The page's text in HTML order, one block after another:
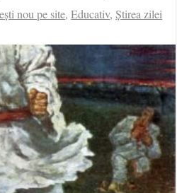
nou pe site,Educativ,Știrea zilei